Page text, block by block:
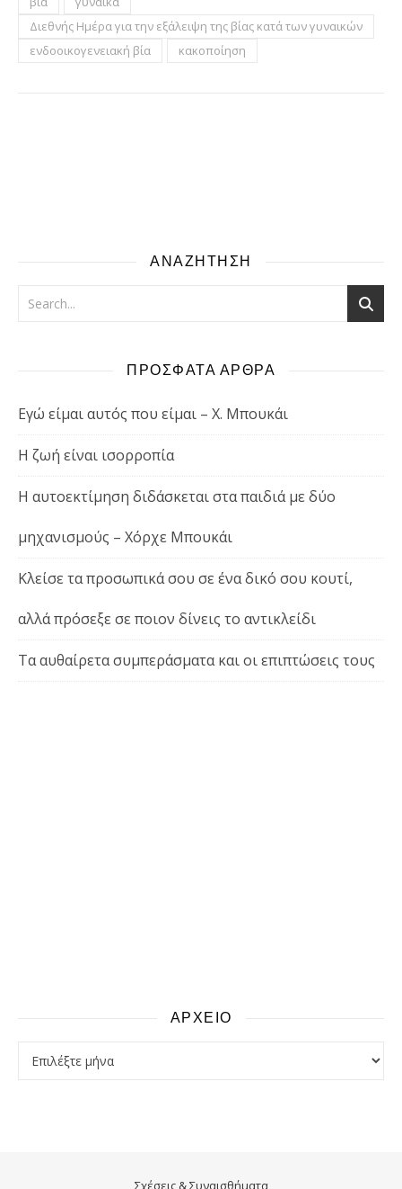
Διεθνής Ημέρα για την εξάλειψη της βίας κατά των γυναικών
ενδοοικογενειακή βία
κακοποίηση
ΑΝΑΖΗΤΗΣΗ
ΠΡΟΣΦΑΤΑ ΑΡΘΡΑ
Εγώ είμαι αυτός που είμαι – Χ. Μπουκάι
Η ζωή είναι ισορροπία
Η αυτοεκτίμηση διδάσκεται στα παιδιά με δύο
μηχανισμούς – Χόρχε Μπουκάι
Κλείσε τα προσωπικά σου σε ένα δικό σου κουτί,
αλλά πρόσεξε σε ποιον δίνεις το αντικλείδι
Τα αυθαίρετα συμπεράσματα και οι επιπτώσεις τους
ΑΡΧΕΙΟ
Σχέσεις & Συναισθήματα